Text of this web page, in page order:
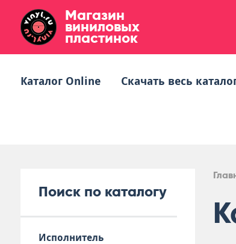
Магазин
виниловых
пластинок
Каталог Online Скачать весь
Поиск по каталогу
Исполнитель